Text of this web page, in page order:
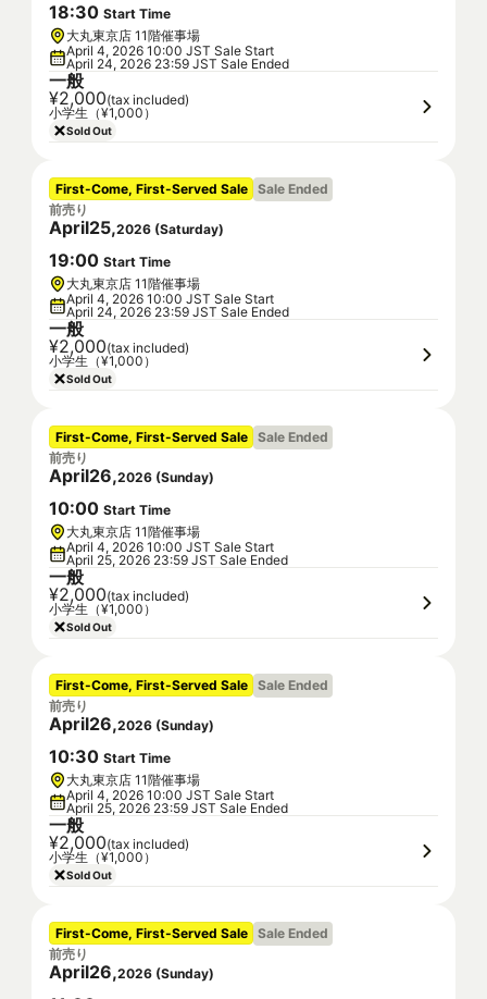
18:30 Start Time
大丸東京店 11階催事場
April 4, 2026 10:00 JST Sale Start
April 24, 2026 23:59 JST Sale Ended
一般
¥2,000(tax included)
小学生（¥1,000）
Sold Out
First-Come, First-Served Sale Sale Ended
前売り
April25,2026 (Saturday)
19:00 Start Time
大丸東京店 11階催事場
April 4, 2026 10:00 JST Sale Start
April 24, 2026 23:59 JST Sale Ended
一般
¥2,000(tax included)
小学生（¥1,000）
Sold Out
First-Come, First-Served Sale Sale Ended
前売り
April26,2026 (Sunday)
10:00 Start Time
大丸東京店 11階催事場
April 4, 2026 10:00 JST Sale Start
April 25, 2026 23:59 JST Sale Ended
一般
¥2,000(tax included)
小学生（¥1,000）
Sold Out
First-Come, First-Served Sale Sale Ended
前売り
April26,2026 (Sunday)
10:30 Start Time
大丸東京店 11階催事場
April 4, 2026 10:00 JST Sale Start
April 25, 2026 23:59 JST Sale Ended
一般
¥2,000(tax included)
小学生（¥1,000）
Sold Out
First-Come, First-Served Sale Sale Ended
前売り
April26,2026 (Sunday)